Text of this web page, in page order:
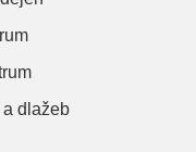
a dlažeb